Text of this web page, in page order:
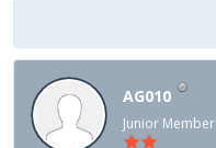
AG010
Junior Member